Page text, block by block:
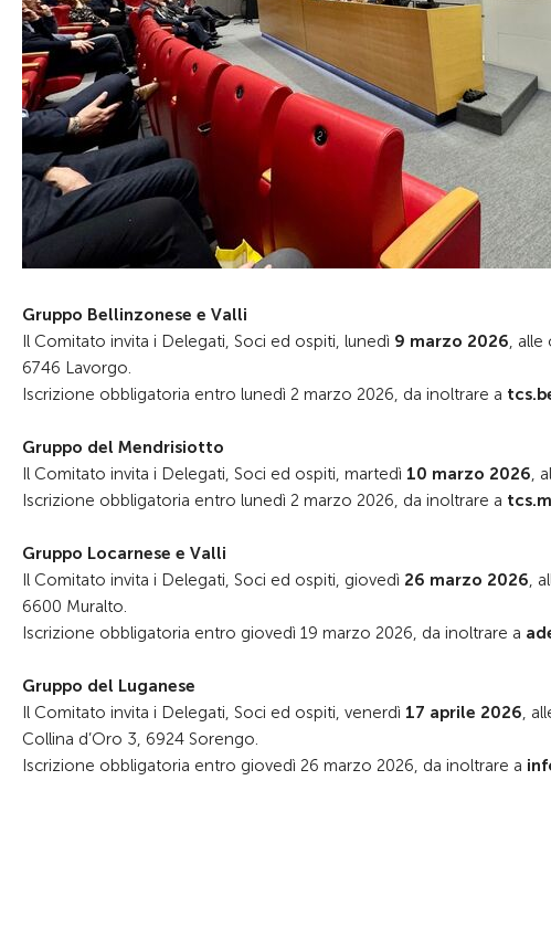
Gruppo Bellinzonese e Valli
Il Comitato invita i Delegati, Soci ed ospiti, lunedì 9 marzo 2026, alle
6746 Lavorgo.
Iscrizione obbligatoria entro lunedì 2 marzo 2026, da inoltrare a
Gruppo del Mendrisiotto
Il Comitato invita i Delegati, Soci ed ospiti, martedì 10 marzo 2026,
Iscrizione obbligatoria entro lunedì 2 marzo 2026, da inoltrare a
Gruppo Locarnese e Valli
Il Comitato invita i Delegati, Soci ed ospiti, giovedì 26 marzo 2026,
6600 Muralto.
Iscrizione obbligatoria entro giovedì 19 marzo 2026, da inoltrare a
Gruppo del Luganese
Il Comitato invita i Delegati, Soci ed ospiti, venerdì 17 aprile 2026,
Collina d’Oro 3, 6924 Sorengo.
Iscrizione obbligatoria entro giovedì 26 marzo 2026, da inoltrare a